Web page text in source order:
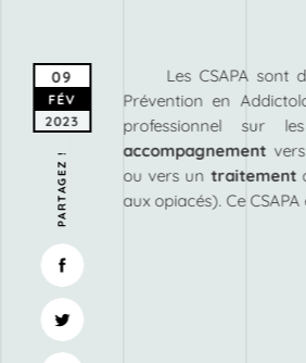
Les CSAPA sont
Prévention en
professionnel sur
accompagnement
ou vers un traitement
aux opiacés). Ce
09
FÉV
2023
PARTAGEZ !